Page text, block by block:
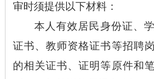
审时须提供以下材料：
本人有效居民身份证、学
证书、教师资格证书等招聘
的相关证书、证明等原件和